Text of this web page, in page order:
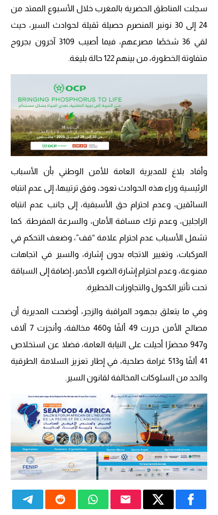
سجلت المناطق الحضرية بالمغرب خلال الأسبوع الممتد من
24 إلى 30 نونبر المنصرم حصيلة ثقيلة لحوادث السير، حيث
لقي 36 شخصًا مصرعهم، فيما أصيب 3109 آخرون بجروح
متفاوتة الخطورة، من بينهم 122 حالة بليغة.
وأفاد بلاغ للمديرية العامة للأمن الوطني بأن الأسباب
الرئيسية وراء هذه الحوادث تعود، وفق ترتيبها، إلى عدم انتباه
السائقين، وعدم احترام حق الأسبقية، إلى جانب عدم انتباه
الراجلين، وعدم ترك مسافة الأمان، والسرعة المفرطة. كما
تشمل الأسباب عدم احترام علامة “قف”، وضعف التحكم في
المركبات، وتغيير الاتجاه بدون إشارة، والسير في اتجاهات
ممنوعة، وعدم احترام إشارة الضوء الأحمر، إضافة إلى السياقة
تحت تأثير الكحول والتجاوزات الخطيرة.
وفي ما يتعلق بجهود المراقبة والزجر، أوضحت المديرية أن
مصالح الأمن حررت 49 ألفًا و460 مخالفة، وأنجزت 7 آلاف
و947 محضرًا أحيلت على النيابة العامة، فضلا عن استخلاص
41 ألفًا و513 غرامة صلحية، في إطار تعزيز السلامة الطرقية
والحد من السلوكات المخالفة لقانون السير.